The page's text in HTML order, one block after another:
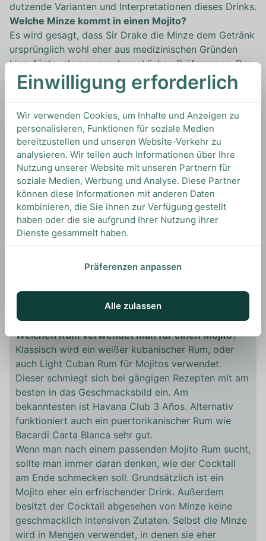
dutzende Varianten und Interpretationen dieses Drinks.
Welche Minze kommt in einen Mojito?
Es wird gesagt, dass Sir Drake die Minze dem Getränk
ursprünglich wohl eher aus medizinischen Gründen
hinzufügte, als aus geschmacklichen Präferenzen. Das
deckt sich tatsächlich mit vielen Berichten, die darauf
hinweisen, dass in dieser Gegend früher Minze ein
gängiges Mittel war, um Magenbeschwerden
vorzubeugen. Tatsächlich gilt das als ein alter,
überlieferter Brauch der karibischen Inseln.
Auf Cuba verwendet man als Mojito Minze
hauptsächlich die Sorte “Hierba Buena”, eine dort
einheimische Art der “Grünen Minze”. Wer also die
original Mojito Minze für seinen Sommercocktail
verwenden will, sollte im gut sortierten Fachhandel
entweder nach dieser Sorte ausschau halten, oder eine
andere Form der Grünen Minze wählen.
Wir haben herausgefunden, dass die hierzulande etwas
üblichere Marokkanische Minze mit die besten
harmoniert.
Welchen Rum verwendet man für einen Mojito?
Klassisch wird ein weißer kubanischer Rum, oder
auch Light Cuban Rum für Mojitos verwendet.
Dieser schmiegt sich bei gängigen Rezepten mit am
besten in das Geschmacksbild ein. Am
bekanntesten ist Havana Club 3 Años. Alternativ
funktioniert auch ein puertorikanischer Rum wie
Bacardi Carta Blanca sehr gut.
Wenn man nach einem passenden Mojito Rum sucht,
sollte man immer daran denken, wie der Cocktail
am Ende schmecken soll. Grundsätzlich ist ein
Mojito eher ein erfrischender Drink. Außerdem
besitzt der Cocktail abgesehen von Minze keine
geschmacklich intensiven Zutaten. Selbst die Minze
wird in Mengen verwendet, in denen sie eher
Einwilligung erforderlich
Wir verwenden Cookies, um Inhalte und Anzeigen zu
personalisieren, Funktionen für soziale Medien
bereitzustellen und unseren Website-Verkehr zu
analysieren. Wir teilen auch Informationen über Ihre
Nutzung unserer Website mit unseren Partnern für
soziale Medien, Werbung und Analyse. Diese Partner
können diese Informationen mit anderen Daten
kombinieren, die Sie ihnen zur Verfügung gestellt
haben oder die sie aufgrund Ihrer Nutzung ihrer
Dienste gesammelt haben.
Präferenzen anpassen
Alle zulassen